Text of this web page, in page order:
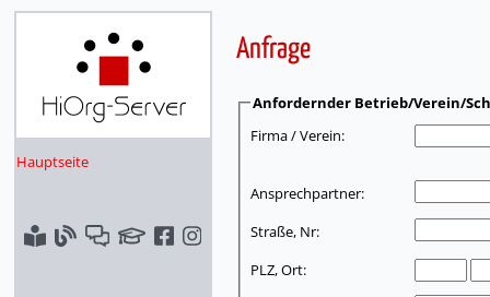
Hauptseite
Anfrage
Anfordernder Betrieb/Verein/
Firma / Verein:
Ansprechpartner:
Straße, Nr:
PLZ, Ort: